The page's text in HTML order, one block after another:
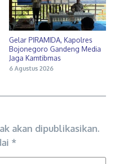
Gelar PIRAMIDA, Kapolres
Bojonegoro Gandeng Media
Jaga Kamtibmas
6 Agustus 2026
akan dipublikasikan.
*